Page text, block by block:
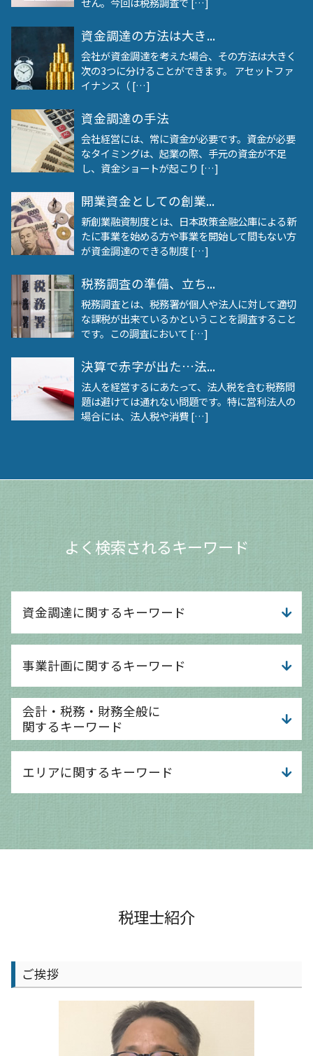
資金調達の方法は大き...
会社が資金調達を考えた場合、その方法は大きく
次の3つに分けることができます。 アセットファ
イナンス（ […]
資金調達の手法
会社経営には、常に資金が必要です。資金が必要
なタイミングは、起業の際、手元の資金が不足
し、資金ショートが起こり […]
開業資金としての創業...
新創業融資制度とは、日本政策金融公庫による新
たに事業を始める方や事業を開始して間もない方
が資金調達のできる制度 […]
税務調査の準備、立ち...
税務調査とは、税務署が個人や法人に対して適切
な課税が出来ているかということを調査すること
です。この調査において […]
決算で赤字が出た…法...
法人を経営するにあたって、法人税を含む税務問
題は避けては通れない問題です。特に営利法人の
場合には、法人税や消費 […]
よく検索されるキーワード
資金調達に関するキーワード
融資 借入 違い
融資 個人
デジタル化 補助金
運転資金 融資
運転資金 目安
創業融資 自己資金なし
融資 簿記
資金調達 返済不要
創業融資 サポート
資金調達方法 種類
事業計画に関するキーワード
事業計画 考え方
事業計画 起業
事業計画 相談
事業計画 サポート
事業計画 売上計画
事業計画 内容
事業計画 黒字化
事業計画 流れ
事業計画書 融資
会計・税務・財務全般に
関するキーワード
給与計算 代行
給与計算 チェック方法
法人 不動産売却 税金
相談 会計
予実管理 スケジュール
エリアに関するキーワード
守山市 経理記帳代行
守山市 相談 会社設立
大津市 相談 会社設立
守山市 確定申告
京都市 給与計算 会計士
京都市 決算対策
守山市 法人成り支援
税理士紹介
ご挨拶